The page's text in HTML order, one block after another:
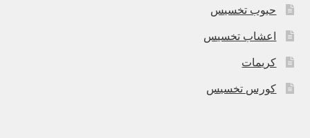
حبوب تخسيس
اعشاب تخسيس
كريمات
كورس تخسيس